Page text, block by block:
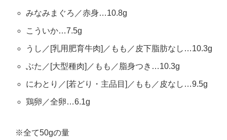
みなみまぐろ／赤身…10.8g
こういか…7.5g
うし／[乳用肥育牛肉]／もも／皮下脂肪なし…10.3g
ぶた／[大型種肉]／もも／脂身つき…10.3g
にわとり／[若どり・主品目]／もも／皮なし…9.5g
鶏卵／全卵…6.1g
※全て50gの量